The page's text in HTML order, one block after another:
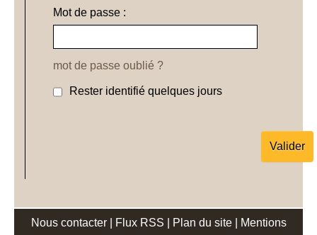
Mot de passe :
mot de passe oublié ?
Rester identifié quelques jours
Nous contacter Flux RSS Plan du site Mentions